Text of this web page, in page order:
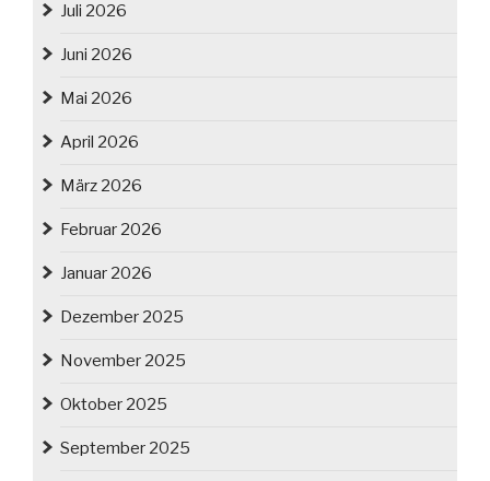
Juli 2026
Juni 2026
Mai 2026
April 2026
März 2026
Februar 2026
Januar 2026
Dezember 2025
November 2025
Oktober 2025
September 2025